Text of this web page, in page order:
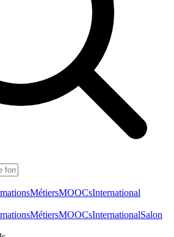
MétiersMOOCsInternational
MétiersMOOCsInternationalSalon